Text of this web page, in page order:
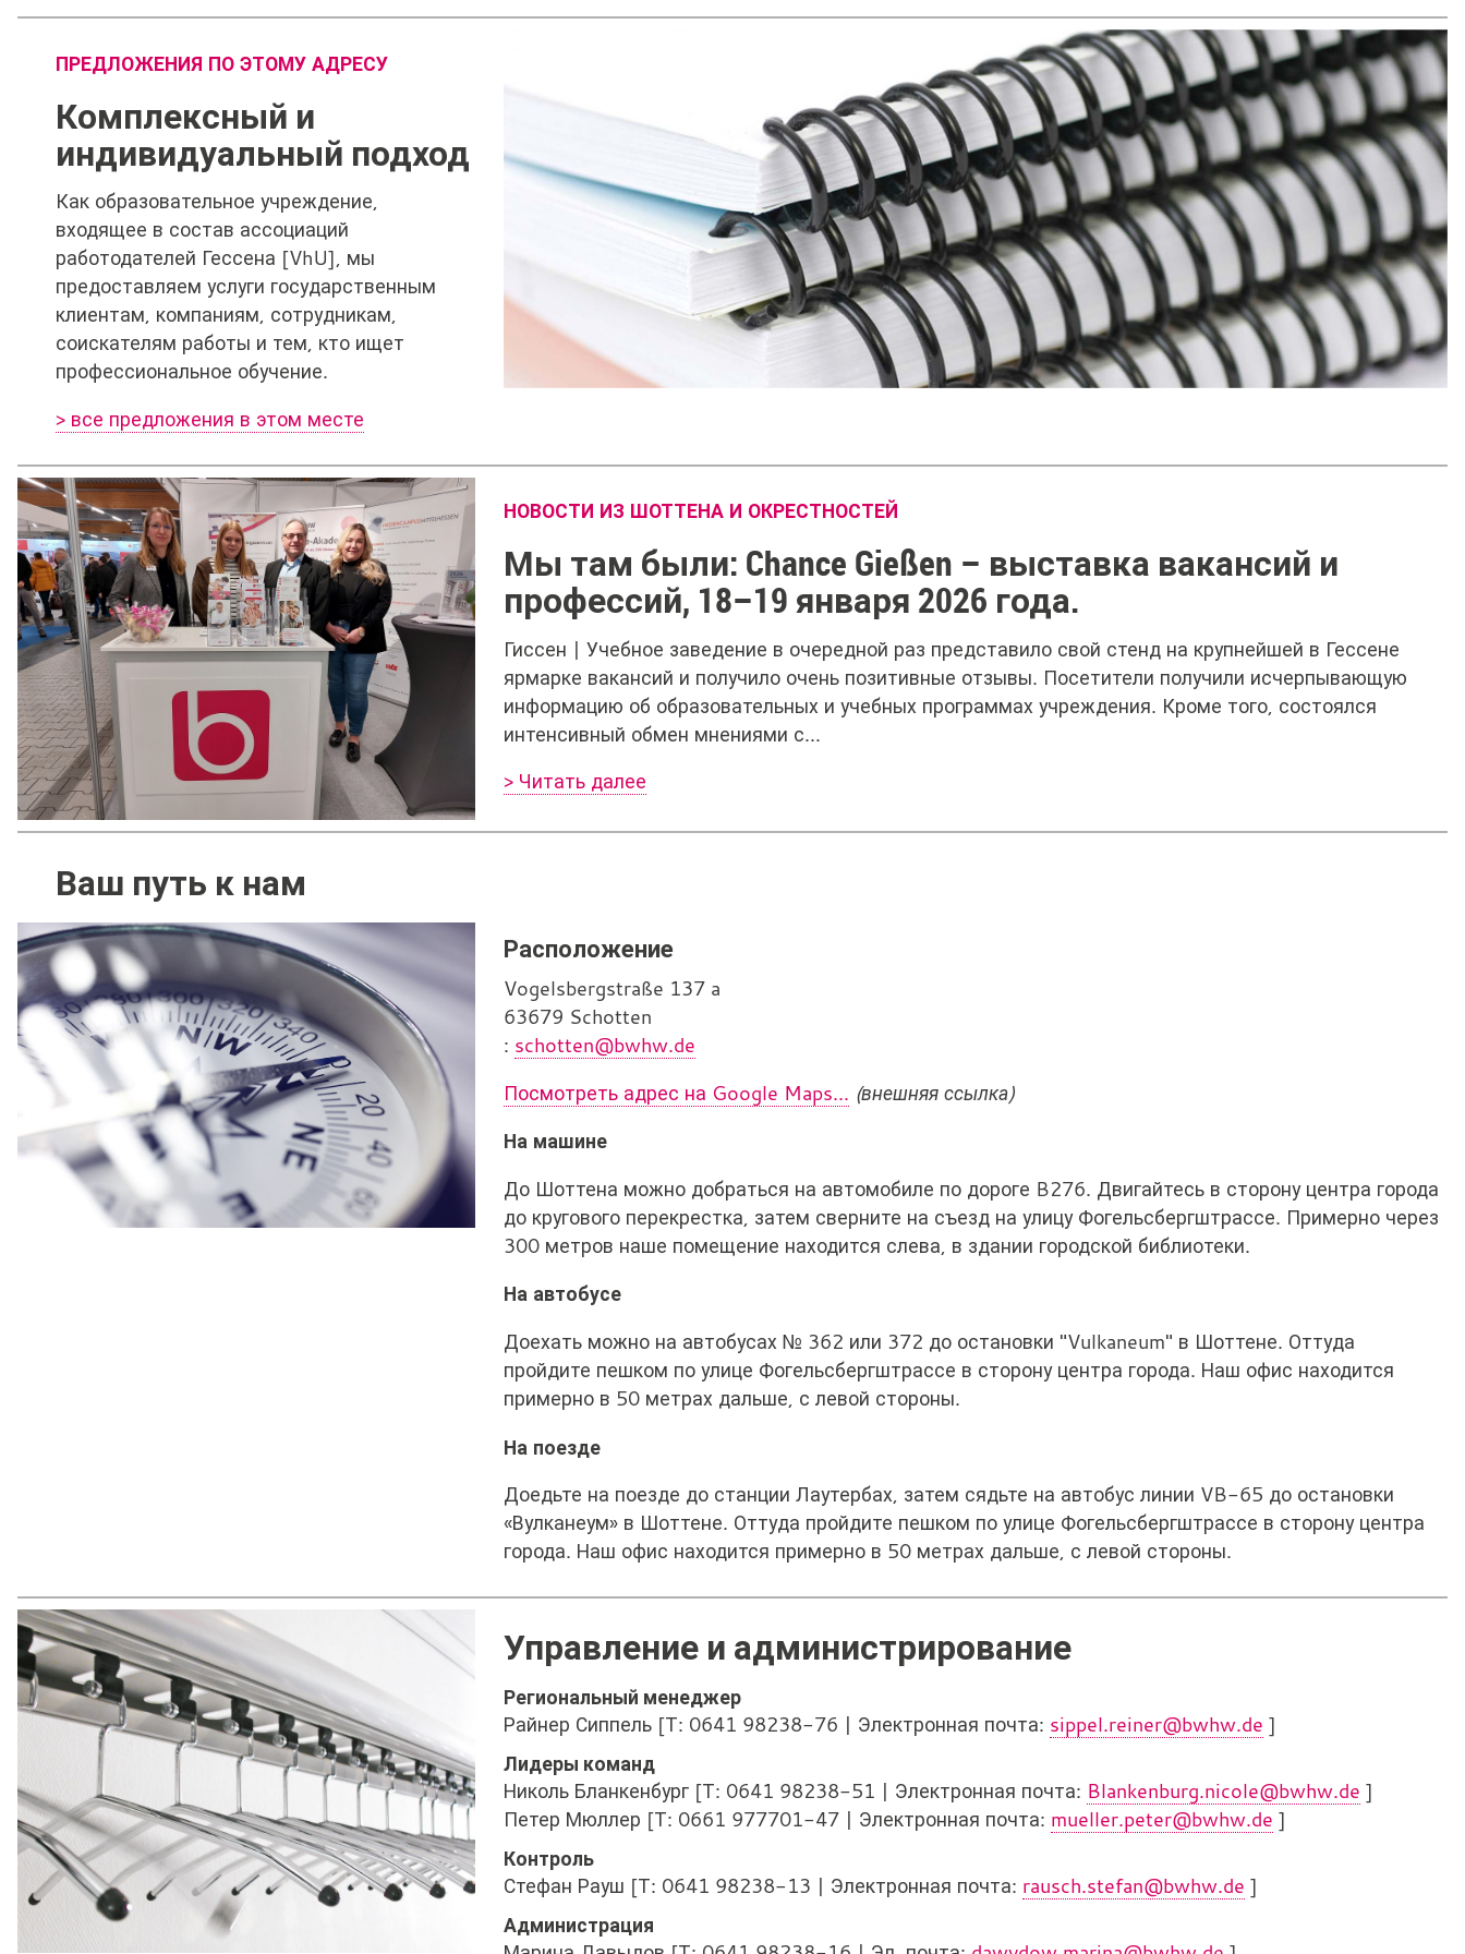
ПРЕДЛОЖЕНИЯ ПО ЭТОМУ АДРЕСУ
Комплексный и
индивидуальный подход
Как образовательное учреждение,
входящее в состав ассоциаций
работодателей Гессена [VhU], мы
предоставляем услуги государственным
клиентам, компаниям, сотрудникам,
соискателям работы и тем, кто ищет
профессиональное обучение.
> все предложения в этом месте
НОВОСТИ ИЗ ШОТТЕНА И ОКРЕСТНОСТЕЙ
Мы там были: Chance Gießen – выставка вакансий и
профессий, 18–19 января 2026 года.
Гиссен | Учебное заведение в очередной раз представило свой стенд на крупнейшей в Гессене
ярмарке вакансий и получило очень позитивные отзывы. Посетители получили исчерпывающую
информацию об образовательных и учебных программах учреждения. Кроме того, состоялся
интенсивный обмен мнениями с…
> Читать далее
Ваш путь к нам
Расположение
Vogelsbergstraße 137 a
63679 Schotten
Э
е
к
р
о
н
а
я
п
о
ч
т
: schotten@bwhw.de
Посмотреть адрес на Google Maps... (внешняя ссылка)
На машине
До Шоттена можно добраться на автомобиле по дороге B276. Двигайтесь в сторону центра города
до кругового перекрестка, затем сверните на съезд на улицу Фогельсбергштрассе. Примерно через
300 метров наше помещение находится слева, в здании городской библиотеки.
На автобусе
Доехать можно на автобусах № 362 или 372 до остановки "Vulkaneum" в Шоттене. Оттуда
пройдите пешком по улице Фогельсбергштрассе в сторону центра города. Наш офис находится
примерно в 50 метрах дальше, с левой стороны.
На поезде
Доедьте на поезде до станции Лаутербах, затем сядьте на автобус линии VB-65 до остановки
«Вулканеум» в Шоттене. Оттуда пройдите пешком по улице Фогельсбергштрассе в сторону центра
города. Наш офис находится примерно в 50 метрах дальше, с левой стороны.
Управление и администрирование
Региональный менеджер
Райнер Сиппель [Т: 0641 98238-76 | Электронная почта: sippel.reiner@bwhw.de ]
Лидеры команд
Николь Бланкенбург [Т: 0641 98238-51 | Электронная почта: Blankenburg.nicole@bwhw.de ]
Петер Мюллер [Т: 0661 977701-47 | Электронная почта: mueller.peter@bwhw.de ]
Контроль
Стефан Рауш [Т: 0641 98238-13 | Электронная почта: rausch.stefan@bwhw.de ]
Администрация